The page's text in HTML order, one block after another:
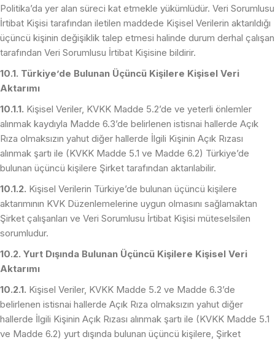
Politika’da yer alan süreci kat etmekle yükümlüdür. Veri Sorumlusu
İrtibat Kişisi tarafından iletilen maddede Kişisel Verilerin aktarıldığı
üçüncü kişinin değişiklik talep etmesi halinde durum derhal çalışan
tarafından Veri Sorumlusu İrtibat Kişisine bildirir.
10.1. Türkiye’de Bulunan Üçüncü Kişilere Kişisel Veri
Aktarımı
10.1.1. Kişisel Veriler, KVKK Madde 5.2’de ve yeterli önlemler
alınmak kaydıyla Madde 6.3’de belirlenen istisnai hallerde Açık
Rıza olmaksızın yahut diğer hallerde İlgili Kişinin Açık Rızası
alınmak şartı ile (KVKK Madde 5.1 ve Madde 6.2) Türkiye’de
bulunan üçüncü kişilere Şirket tarafından aktarılabilir.
10.1.2. Kişisel Verilerin Türkiye’de bulunan üçüncü kişilere
aktarımının KVK Düzenlemelerine uygun olmasını sağlamaktan
Şirket çalışanları ve Veri Sorumlusu İrtibat Kişisi müteselsilen
sorumludur.
10.2. Yurt Dışında Bulunan Üçüncü Kişilere Kişisel Veri
Aktarımı
10.2.1. Kişisel Veriler, KVKK Madde 5.2 ve Madde 6.3’de
belirlenen istisnai hallerde Açık Rıza olmaksızın yahut diğer
hallerde İlgili Kişinin Açık Rızası alınmak şartı ile (KVKK Madde 5.1
ve Madde 6.2) yurt dışında bulunan üçüncü kişilere, Şirket